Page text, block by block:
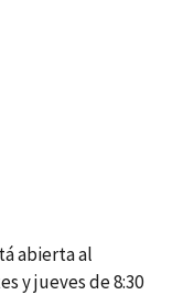
abierta al
y jueves de 8:30